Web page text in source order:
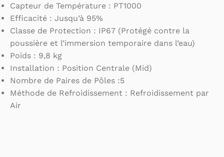
Capteur de Température : PT1000
Efficacité : Jusqu’à 95%
Classe de Protection : IP67 (Protégé contre la
poussière et l’immersion temporaire dans l’eau)
Poids : 9,8 kg
Installation : Position Centrale (Mid)
Nombre de Paires de Pôles :5
Méthode de Refroidissement : Refroidissement par
Air